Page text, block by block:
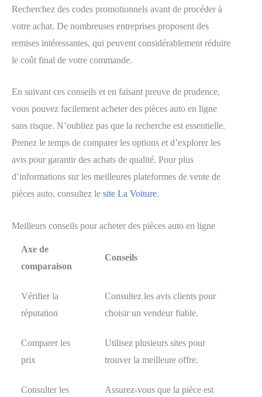
Recherchez des codes promotionnels avant de procéder à
votre achat. De nombreuses entreprises proposent des
remises intéressantes, qui peuvent considérablement réduire
le coût final de votre commande.
En suivant ces conseils et en faisant preuve de prudence,
vous pouvez facilement acheter des pièces auto en ligne
sans risque. N’oubliez pas que la recherche est essentielle.
Prenez le temps de comparer les options et d’explorer les
avis pour garantir des achats de qualité. Pour plus
d’informations sur les meilleures plateformes de vente de
pièces auto, consultez le site La Voiture.
Meilleurs conseils pour acheter des pièces auto en ligne
Axe de
comparaison
Conseils
Vérifier la
réputation
Consultez les avis clients pour
choisir un vendeur fiable.
Comparer les
prix
Utilisez plusieurs sites pour
trouver la meilleure offre.
Consulter les
Assurez-vous que la pièce est